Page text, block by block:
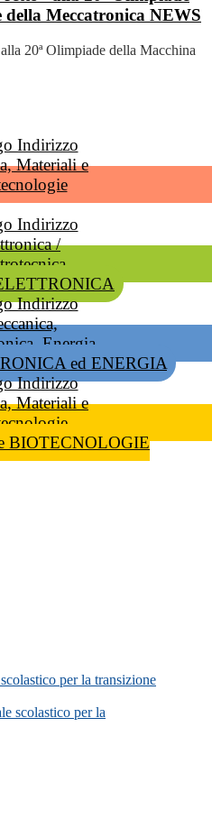
della Meccatronica NEWS
20ª Olimpiade della Macchina
ed ENERGIA
BIOTECNOLOGIE
per la transizione